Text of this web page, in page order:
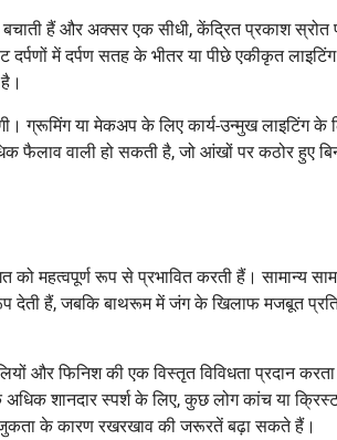
हैं और अक्सर एक सीधी, केंद्रित प्रकाश स्रोत
में दर्पण सतह के भीतर या पीछे एकीकृत लाइटिंग
ग्रूमिंग या मेकअप के लिए कार्य-उन्मुख लाइटिंग के
वाली हो सकती है, जो आंखों पर कठोर हुए
को महत्वपूर्ण रूप से प्रभावित करती हैं। सामान्य
हैं, जबकि बाथरूम में जंग के खिलाफ मजबूत
और फिनिश की एक विस्तृत विविधता प्रदान
शानदार स्पर्श के लिए, कुछ लोग कांच या
के कारण रखरखाव की जरूरतें बढ़ा सकते हैं।